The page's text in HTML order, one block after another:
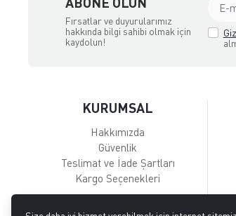
Fırsatlar ve duyurularımız
hakkında bilgi sahibi olmak için
kaydolun!
KURUMSAL
Hakkımızda
Güvenlik
Teslimat ve İade Şartları
Kargo Seçenekleri